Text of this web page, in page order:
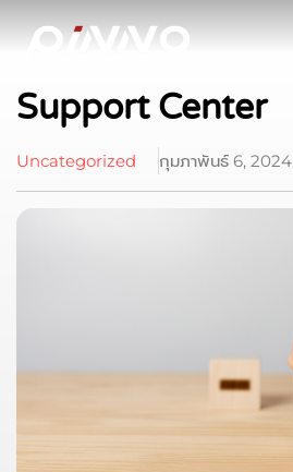
Support Center
Uncategorized กุมภาพันธ์ 6, 2024